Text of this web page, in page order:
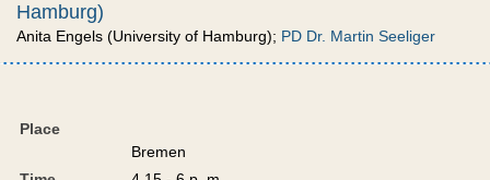
Hamburg)
Anita Engels (University of Hamburg); PD Dr. Martin Seeliger
Place
Bremen